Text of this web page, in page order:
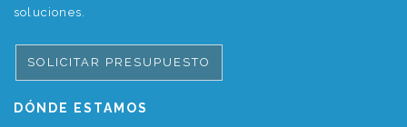
soluciones.
SOLICITAR PRESUPUESTO
DÓNDE ESTAMOS